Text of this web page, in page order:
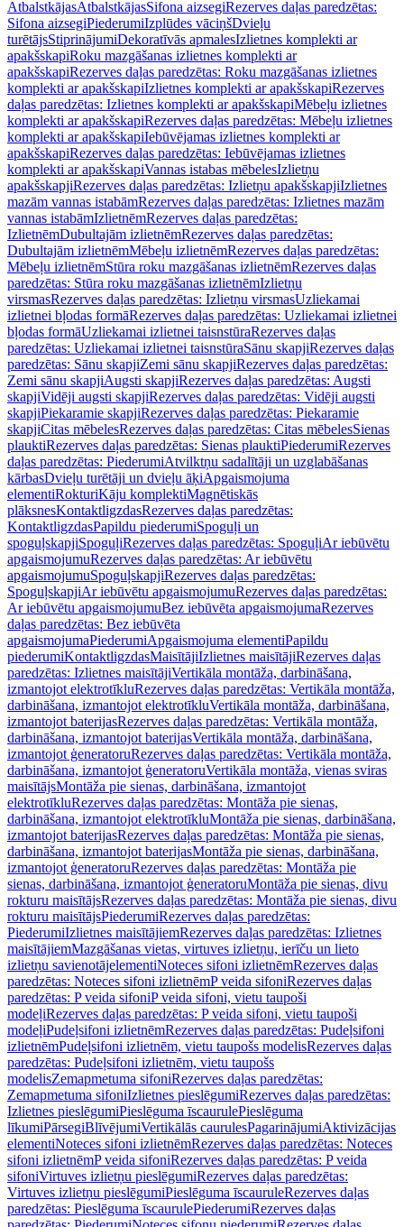
AtbalstkājasAtbalstkājasSifona aizsegiRezerves daļas paredzētas:
Sifona aizsegiPiederumiIzplūdes vāciņšDvieļu
turētājsStiprinājumiDekoratīvās apmalesIzlietnes komplekti ar
apakšskapiRoku mazgāšanas izlietnes komplekti ar
apakšskapiRezerves daļas paredzētas: Roku mazgāšanas izlietnes
komplekti ar apakšskapiIzlietnes komplekti ar apakšskapiRezerves
daļas paredzētas: Izlietnes komplekti ar apakšskapiMēbeļu izlietnes
komplekti ar apakšskapiRezerves daļas paredzētas: Mēbeļu izlietnes
komplekti ar apakšskapiIebūvējamas izlietnes komplekti ar
apakšskapiRezerves daļas paredzētas: Iebūvējamas izlietnes
komplekti ar apakšskapiVannas istabas mēbelesIzlietņu
apakšskapjiRezerves daļas paredzētas: Izlietņu apakšskapjiIzlietnes
mazām vannas istabāmRezerves daļas paredzētas: Izlietnes mazām
vannas istabāmIzlietnēmRezerves daļas paredzētas:
IzlietnēmDubultajām izlietnēmRezerves daļas paredzētas:
Dubultajām izlietnēmMēbeļu izlietnēmRezerves daļas paredzētas:
Mēbeļu izlietnēmStūra roku mazgāšanas izlietnēmRezerves daļas
paredzētas: Stūra roku mazgāšanas izlietnēmIzlietņu
virsmasRezerves daļas paredzētas: Izlietņu virsmasUzliekamai
izlietnei bļodas formāRezerves daļas paredzētas: Uzliekamai izlietnei
bļodas formāUzliekamai izlietnei taisnstūraRezerves daļas
paredzētas: Uzliekamai izlietnei taisnstūraSānu skapjiRezerves daļas
paredzētas: Sānu skapjiZemi sānu skapjiRezerves daļas paredzētas:
Zemi sānu skapjiAugsti skapjiRezerves daļas paredzētas: Augsti
skapjiVidēji augsti skapjiRezerves daļas paredzētas: Vidēji augsti
skapjiPiekaramie skapjiRezerves daļas paredzētas: Piekaramie
skapjiCitas mēbelesRezerves daļas paredzētas: Citas mēbelesSienas
plauktiRezerves daļas paredzētas: Sienas plauktiPiederumiRezerves
daļas paredzētas: PiederumiAtvilktņu sadalītāji un uzglabāšanas
kārbasDvieļu turētāji un dvieļu āķiApgaismojuma
elementiRokturiKāju komplektiMagnētiskās
plāksnesKontaktligzdasRezerves daļas paredzētas:
KontaktligzdasPapildu piederumiSpoguļi un
spoguļskapjiSpoguļiRezerves daļas paredzētas: SpoguļiAr iebūvētu
apgaismojumuRezerves daļas paredzētas: Ar iebūvētu
apgaismojumuSpoguļskapjiRezerves daļas paredzētas:
SpoguļskapjiAr iebūvētu apgaismojumuRezerves daļas paredzētas:
Ar iebūvētu apgaismojumuBez iebūvēta apgaismojumaRezerves
daļas paredzētas: Bez iebūvēta
apgaismojumaPiederumiApgaismojuma elementiPapildu
piederumiKontaktligzdasMaisītājiIzlietnes maisītājiRezerves daļas
paredzētas: Izlietnes maisītājiVertikāla montāža, darbināšana,
izmantojot elektrotīkluRezerves daļas paredzētas: Vertikāla montāža,
darbināšana, izmantojot elektrotīkluVertikāla montāža, darbināšana,
izmantojot baterijasRezerves daļas paredzētas: Vertikāla montāža,
darbināšana, izmantojot baterijasVertikāla montāža, darbināšana,
izmantojot ģeneratoruRezerves daļas paredzētas: Vertikāla montāža,
darbināšana, izmantojot ģeneratoruVertikāla montāža, vienas sviras
maisītājsMontāža pie sienas, darbināšana, izmantojot
elektrotīkluRezerves daļas paredzētas: Montāža pie sienas,
darbināšana, izmantojot elektrotīkluMontāža pie sienas, darbināšana,
izmantojot baterijasRezerves daļas paredzētas: Montāža pie sienas,
darbināšana, izmantojot baterijasMontāža pie sienas, darbināšana,
izmantojot ģeneratoruRezerves daļas paredzētas: Montāža pie
sienas, darbināšana, izmantojot ģeneratoruMontāža pie sienas, divu
rokturu maisītājsRezerves daļas paredzētas: Montāža pie sienas, divu
rokturu maisītājsPiederumiRezerves daļas paredzētas:
PiederumiIzlietnes maisītājiemRezerves daļas paredzētas: Izlietnes
maisītājiemMazgāšanas vietas, virtuves izlietņu, ierīču un lieto
izlietņu savienotājelementiNoteces sifoni izlietnēmRezerves daļas
paredzētas: Noteces sifoni izlietnēmP veida sifoniRezerves daļas
paredzētas: P veida sifoniP veida sifoni, vietu taupoši
modeļiRezerves daļas paredzētas: P veida sifoni, vietu taupoši
modeļiPudeļsifoni izlietnēmRezerves daļas paredzētas: Pudeļsifoni
izlietnēmPudeļsifoni izlietnēm, vietu taupošs modelisRezerves daļas
paredzētas: Pudeļsifoni izlietnēm, vietu taupošs
modelisZemapmetuma sifoniRezerves daļas paredzētas:
Zemapmetuma sifoniIzlietnes pieslēgumiRezerves daļas paredzētas:
Izlietnes pieslēgumiPieslēguma īscaurulePieslēguma
līkumiPārsegiBlīvējumiVertikālās caurulesPagarinājumiAktivizācijas
elementiNoteces sifoni izlietnēmRezerves daļas paredzētas: Noteces
sifoni izlietnēmP veida sifoniRezerves daļas paredzētas: P veida
sifoniVirtuves izlietņu pieslēgumiRezerves daļas paredzētas:
Virtuves izlietņu pieslēgumiPieslēguma īscauruleRezerves daļas
paredzētas: Pieslēguma īscaurulePiederumiRezerves daļas